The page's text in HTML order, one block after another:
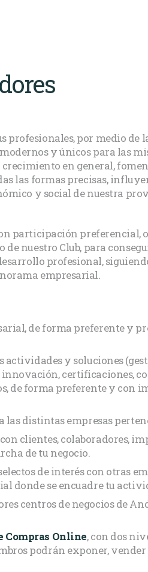
profesionales, por medio de
y únicos para las
en general,
las formas precisas,
y social de nuestra
participación preferencial,
nuestro Club, para
profesional,
empresarial.
de forma preferente y
actividades y soluciones
certificaciones,
de forma preferente y con
las distintas empresas
clientes, colaboradores,
de tu negocio.
de interés con otras
donde se encuadre tu
centros de negocios de
Compras Online, con dos
podrán exponer,